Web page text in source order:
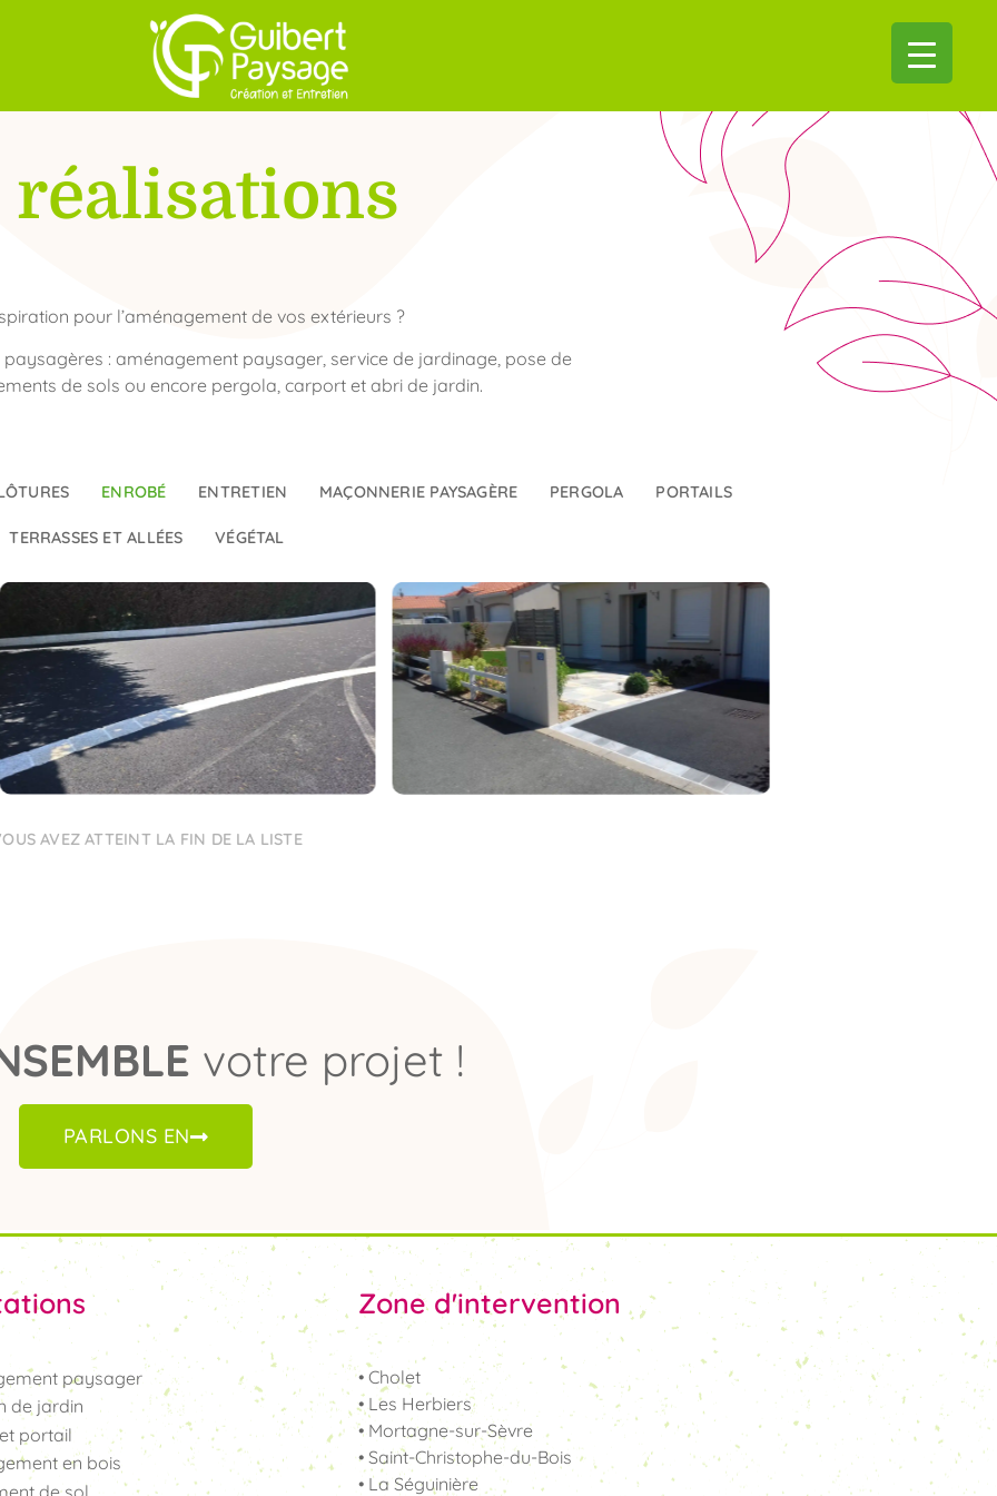
réalisations
pour l’aménagement de vos extérieurs ?
: aménagement paysager, service de jardinage, pose de
de sols ou encore pergola, carport et abri de jardin.
ENROBÉ ENTRETIEN MAÇONNERIE PAYSAGÈRE PERGOLA PORTAILS
TERRASSES ET ALLÉES VÉGÉTAL
AVEZ ATTEINT LA FIN DE LA LISTE
votre projet !
PARLONS EN
paysager
de jardin
portail
en bois
de sol
Zone d'intervention
• Cholet
• Les Herbiers
• Mortagne-sur-Sèvre
• Saint-Christophe-du-Bois
• La Séguinière